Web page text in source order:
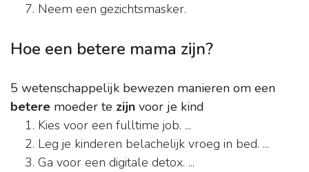
Neem een gezichtsmasker.
Hoe een betere mama zijn?
5 wetenschappelijk bewezen manieren om een
betere moeder te zijn voor je kind
Kies voor een fulltime job. ...
Leg je kinderen belachelijk vroeg in bed. ...
Ga voor een digitale detox. ...